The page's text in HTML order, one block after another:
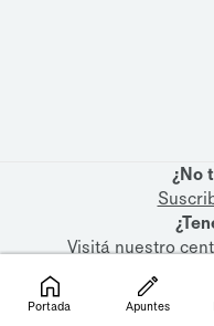
¿No
Visitá nuestro
Portada Apuntes